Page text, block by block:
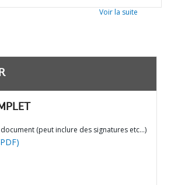
Voir la suite
(peut inclure des signatures etc…)